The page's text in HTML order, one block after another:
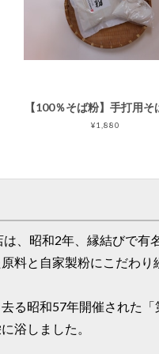
¥1,880
、昭和2年、縁結びで有
料と自家製粉にこだわり
る昭和57年開催された
浴しました。